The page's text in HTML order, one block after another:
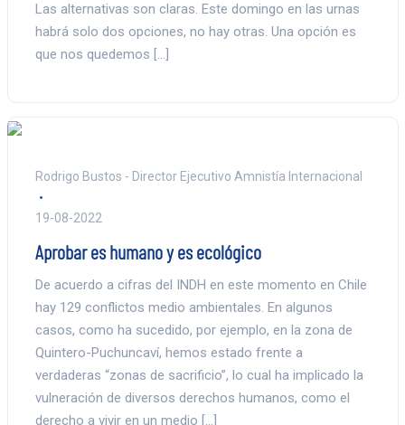
Las alternativas son claras. Este domingo en las urnas
habrá solo dos opciones, no hay otras. Una opción es
que nos quedemos […]
Rodrigo Bustos - Director Ejecutivo Amnistía Internacional
19-08-2022
Aprobar es humano y es ecológico
De acuerdo a cifras del INDH en este momento en Chile
hay 129 conflictos medio ambientales. En algunos
casos, como ha sucedido, por ejemplo, en la zona de
Quintero-Puchuncaví, hemos estado frente a
verdaderas “zonas de sacrificio”, lo cual ha implicado la
vulneración de diversos derechos humanos, como el
derecho a vivir en un medio […]